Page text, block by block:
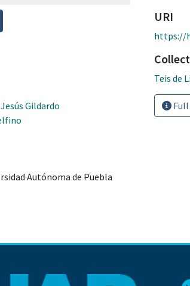
Gildardo
Autónoma de Puebla
URI
https://
Teis de